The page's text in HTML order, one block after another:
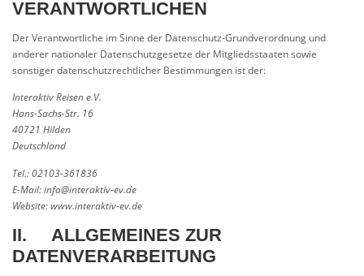
VERANTWORTLICHEN
Der Verantwortliche im Sinne der Datenschutz-Grundverordnung und
anderer nationaler Datenschutzgesetze der Mitgliedsstaaten sowie
sonstiger datenschutzrechtlicher Bestimmungen ist der:
Interaktiv Reisen e.V.
Hans-Sachs-Str. 16
40721 Hilden
Deutschland
Tel.: 02103-361836
E-Mail: info@interaktiv-ev.de
Website: www.interaktiv-ev.de
II. ALLGEMEINES ZUR
DATENVERARBEITUNG